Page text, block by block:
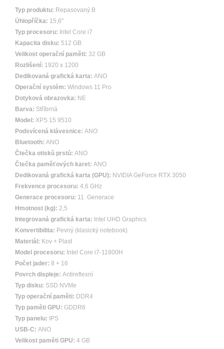
Typ produktu: Repasovaný B
Úhlopříčka: 15,6"
Typ procesoru: Intel Core i7
Kapacita disku: 512 GB
Velikost operační paměti: 32 GB
Rozlišení: 1920 x 1200
Dedikovaná grafická karta: ANO
Operační systém: Windows 11 Pro
Dotyková obrazovka: NE
Barva: Stříbrná
Model: XPS 15 9510
Podsvícená klávesnice: ANO
Bluetooth: ANO
Čtečka otisků prstů: ANO
Čtečka paměťových karet: ANO
Dedikovaná grafická karta (GPU): NVIDIA GeForce RTX 3050
Frekvence procesoru: 4,6 GHz
Generace procesoru: 11. Generace
Hmotnost (kg): 2,5
Integrovaná grafická karta: Intel UHD Graphics
Konvertibilita: Pevný (klasický notebook)
Materiál: Kov + Plast
Model procesoru: Intel Core i7-11800H
Počet jader: 8 + 16
Povrch displeje: Antireflexní
Typ disku: SSD NVMe
Typ operační paměti: DDR4
Typ paměti GPU: GDDR6
Typ panelu:
IPS
USB-C: ANO
Velikost paměti GPU: 4 GB